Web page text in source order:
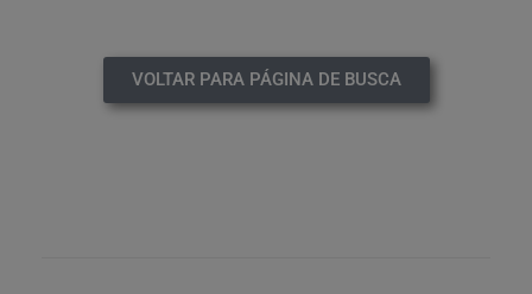
VOLTAR PARA PÁGINA DE BUSCA